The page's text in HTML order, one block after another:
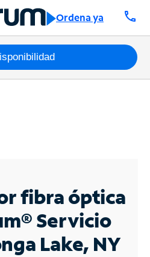
Ordena ya call
fibra óptica
Servicio
Lake, NY